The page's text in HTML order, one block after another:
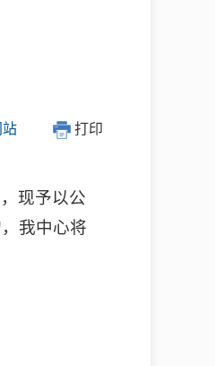
站 打印
现予以公
我中心将